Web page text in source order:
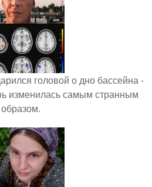
головой о дно бассейна -
изменилась самым странным
образом.